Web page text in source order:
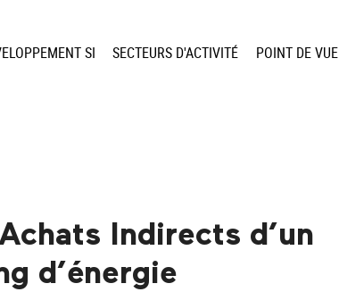
SI SECTEURS D'ACTIVITÉ POINT DE VUE
Indirects d’un
d’énergie